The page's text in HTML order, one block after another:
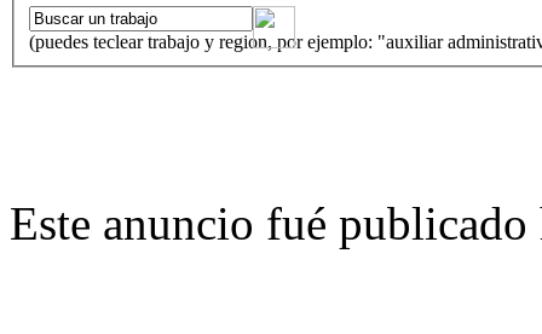
(puedes teclear trabajo y region, por ejemplo: "auxiliar
Este anuncio fué publicado